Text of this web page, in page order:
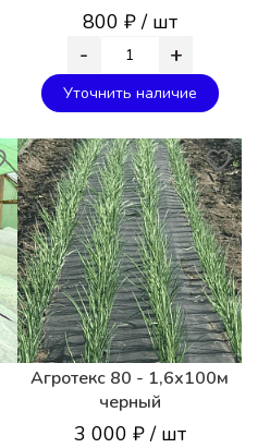
800 ₽ / шт
- +
Уточнить наличие
Агротекс 80 - 1,6х100м
черный
3 000 ₽ / шт